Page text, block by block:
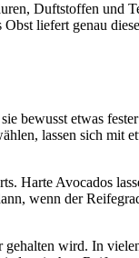
Duftstoffen und
liefert genau
bewusst etwas
lassen sich mit
Harte Avocados
wenn der
wird. In